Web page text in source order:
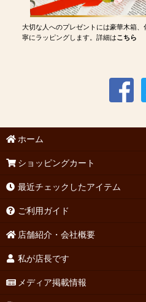
大切な人へのプレゼントには豪華木箱
寧にラッピングします。詳細はこちら
ホーム
ショッピングカート
最近チェックしたアイテム
ご利用ガイド
店舗紹介・会社概要
私が店長です
メディア掲載情報